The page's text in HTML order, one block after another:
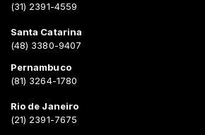
(31) 2391-4559
Santa Catarina
(48) 3380-9407
Pernambuco
(81) 3264-1780
Rio de Janeiro
(21) 2391-7675